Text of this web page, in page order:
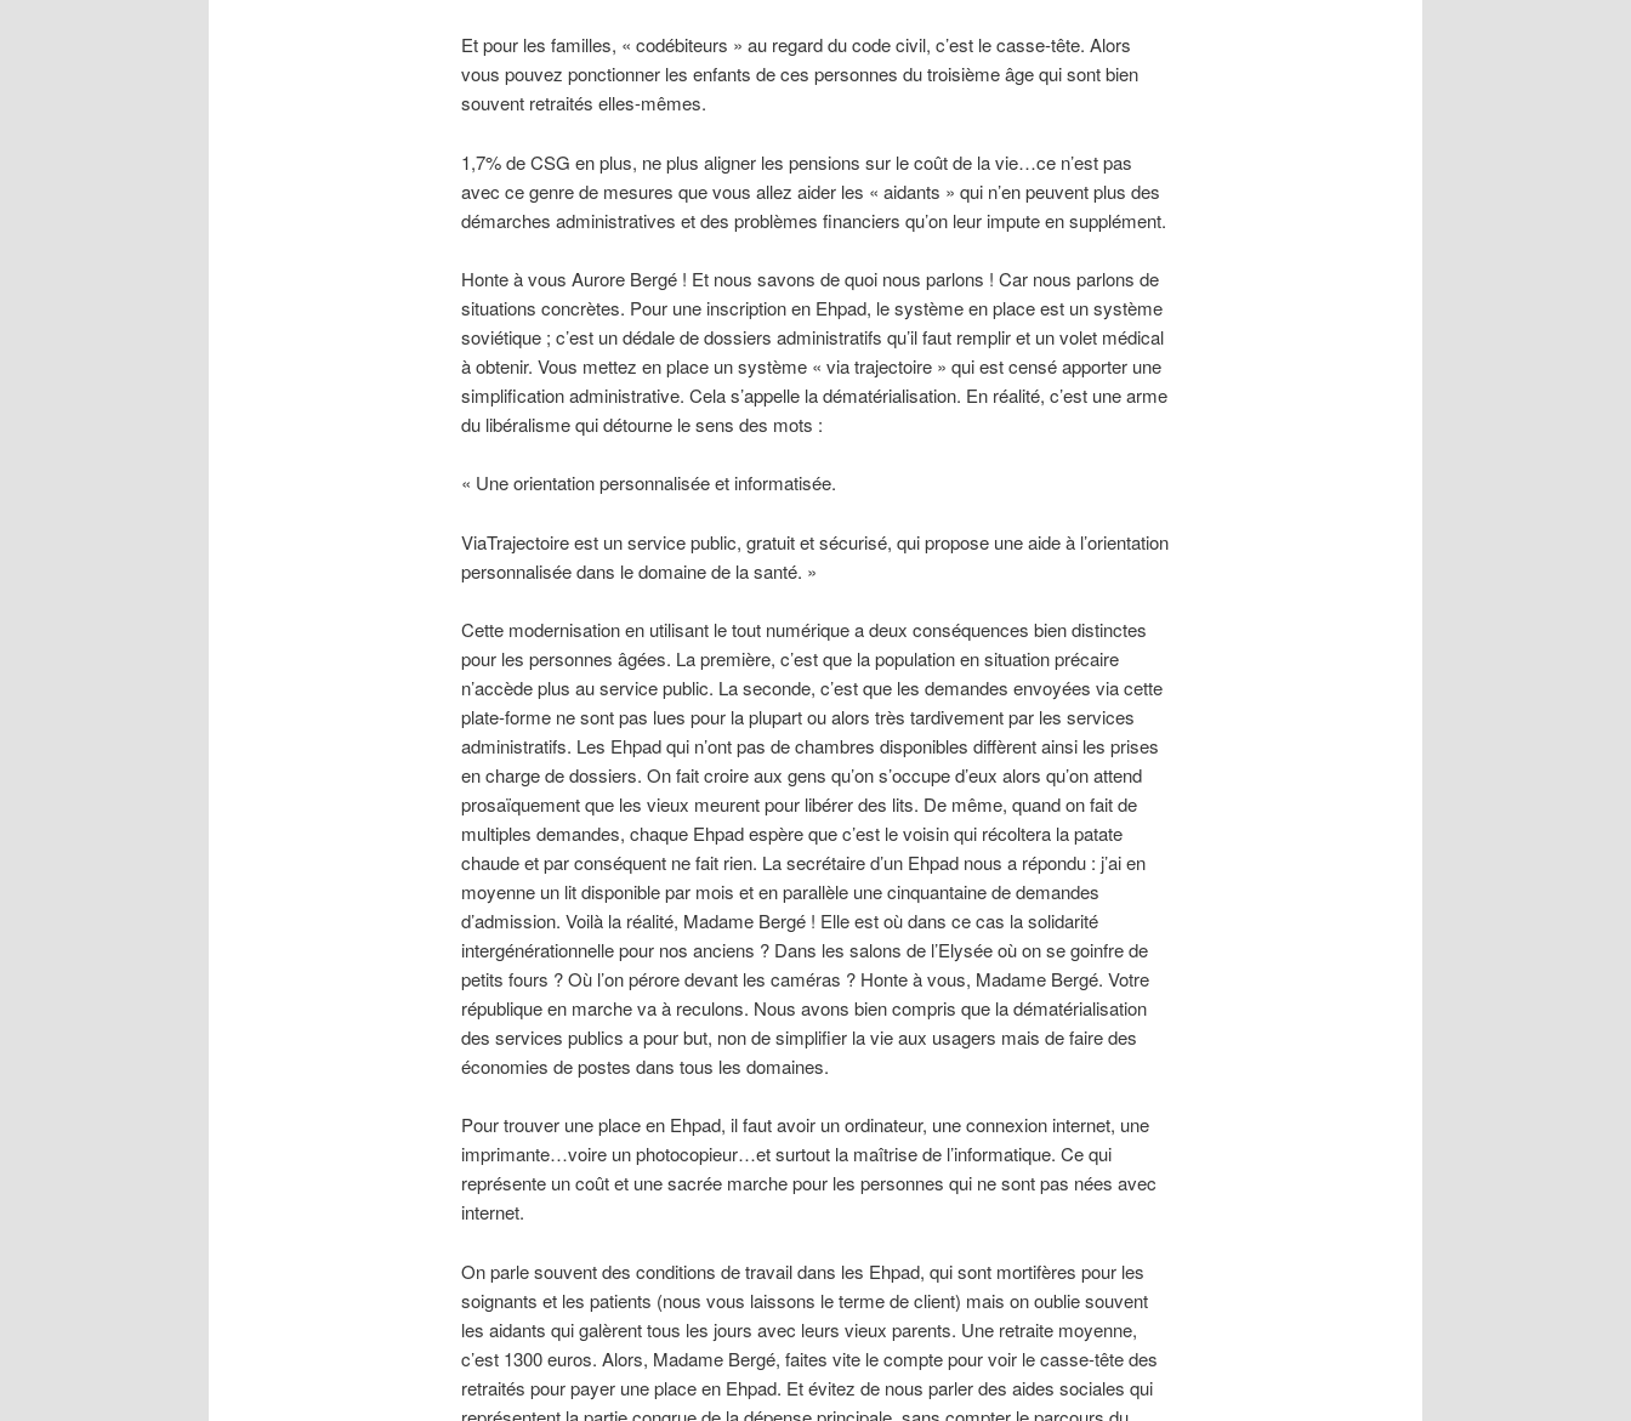
Et pour les familles, « codébiteurs » au regard du code civil, c’est le casse-tête. Alors
vous pouvez ponctionner les enfants de ces personnes du troisième âge qui sont bien
souvent retraités elles-mêmes.
1,7% de CSG en plus, ne plus aligner les pensions sur le coût de la vie…ce n’est pas
avec ce genre de mesures que vous allez aider les « aidants » qui n’en peuvent plus des
démarches administratives et des problèmes financiers qu’on leur impute en supplément.
Honte à vous Aurore Bergé ! Et nous savons de quoi nous parlons ! Car nous parlons de
situations concrètes. Pour une inscription en Ehpad, le système en place est un système
soviétique ; c’est un dédale de dossiers administratifs qu’il faut remplir et un volet médical
à obtenir. Vous mettez en place un système « via trajectoire » qui est censé apporter une
simplification administrative. Cela s’appelle la dématérialisation. En réalité, c’est une arme
du libéralisme qui détourne le sens des mots :
« Une orientation personnalisée et informatisée.
ViaTrajectoire est un service public, gratuit et sécurisé, qui propose une aide à l’orientation
personnalisée dans le domaine de la santé. »
Cette modernisation en utilisant le tout numérique a deux conséquences bien distinctes
pour les personnes âgées. La première, c’est que la population en situation précaire
n’accède plus au service public. La seconde, c’est que les demandes envoyées via cette
plate-forme ne sont pas lues pour la plupart ou alors très tardivement par les services
administratifs. Les Ehpad qui n’ont pas de chambres disponibles diffèrent ainsi les prises
en charge de dossiers. On fait croire aux gens qu’on s’occupe d’eux alors qu’on attend
prosaïquement que les vieux meurent pour libérer des lits. De même, quand on fait de
multiples demandes, chaque Ehpad espère que c’est le voisin qui récoltera la patate
chaude et par conséquent ne fait rien. La secrétaire d’un Ehpad nous a répondu : j’ai en
moyenne un lit disponible par mois et en parallèle une cinquantaine de demandes
d’admission. Voilà la réalité, Madame Bergé ! Elle est où dans ce cas la solidarité
intergénérationnelle pour nos anciens ? Dans les salons de l’Elysée où on se goinfre de
petits fours ? Où l’on pérore devant les caméras ? Honte à vous, Madame Bergé. Votre
république en marche va à reculons. Nous avons bien compris que la dématérialisation
des services publics a pour but, non de simplifier la vie aux usagers mais de faire des
économies de postes dans tous les domaines.
Pour trouver une place en Ehpad, il faut avoir un ordinateur, une connexion internet, une
imprimante…voire un photocopieur…et surtout la maîtrise de l’informatique. Ce qui
représente un coût et une sacrée marche pour les personnes qui ne sont pas nées avec
internet.
On parle souvent des conditions de travail dans les Ehpad, qui sont mortifères pour les
soignants et les patients (nous vous laissons le terme de client) mais on oublie souvent
les aidants qui galèrent tous les jours avec leurs vieux parents. Une retraite moyenne,
c’est 1300 euros. Alors, Madame Bergé, faites vite le compte pour voir le casse-tête des
retraités pour payer une place en Ehpad. Et évitez de nous parler des aides sociales qui